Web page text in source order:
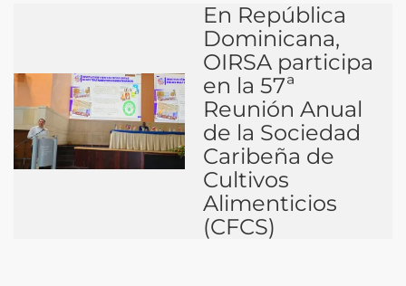
En República
Dominicana,
OIRSA participa
en la 57ª
Reunión Anual
de la Sociedad
Caribeña de
Cultivos
Alimenticios
(CFCS)